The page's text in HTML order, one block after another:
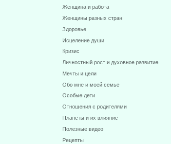
Женщина и работа
Женщины разных стран
Здоровье
Исцеление души
Кризис
Личностный рост и духовное развитие
Мечты и цели
Обо мне и моей семье
Особые дети
Отношения с родителями
Планеты и их влияние
Полезные видео
Рецепты